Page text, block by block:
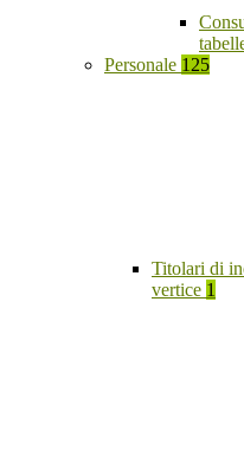
Personale 125
Titolari di
vertice 1